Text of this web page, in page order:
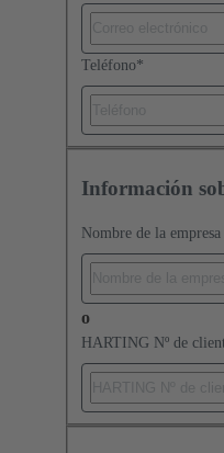
Teléfono*
Información
Nombre de la empresa
o
HARTING Nº de